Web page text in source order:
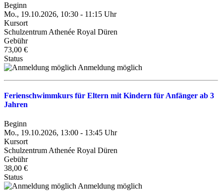
Beginn
Mo., 19.10.2026, 10:30 - 11:15 Uhr
Kursort
Schulzentrum Athenée Royal Düren
Gebühr
73,00 €
Status
Anmeldung möglich
Ferienschwimmkurs für Eltern mit Kindern für Anfänger ab 3
Jahren
Beginn
Mo., 19.10.2026, 13:00 - 13:45 Uhr
Kursort
Schulzentrum Athenée Royal Düren
Gebühr
38,00 €
Status
Anmeldung möglich